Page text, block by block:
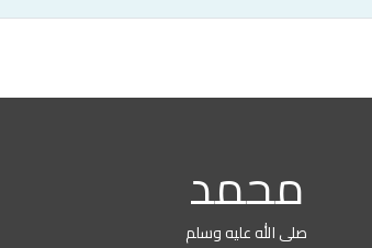
محمد
صلى الله عليه وسلم